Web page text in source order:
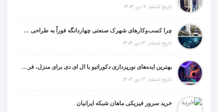
تاریخ انتشار: 9 دی 1404
چرا کسب‌وکارهای شهرک صنعتی چهاردانگه فوراً به طراحی سایت نیاز دارند؟
تاریخ انتشار: 3 دی 1404
بهترین ایده‌های نورپردازی دکوراتیو با ال ای دی برای منزل، فروشگاه و دفتر کار
تاریخ انتشار: 3 دی 1404
خرید سرور فیزیکی ماهان شبکه ایرانیان